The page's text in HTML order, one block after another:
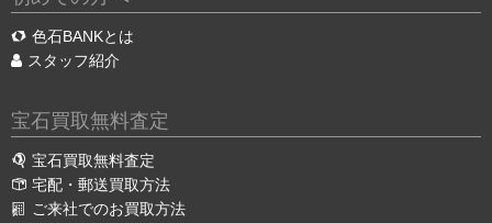
色石BANKとは
スタッフ紹介
宝石買取無料査定
宝石買取無料査定
宅配・郵送買取方法
ご来社でのお買取方法